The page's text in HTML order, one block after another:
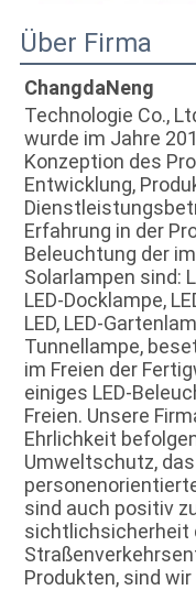
Über Firma
ChangdaNeng
Technologie Co.,
wurde im Jahre
Konzeption des
Entwicklung,
Erfahrung in der
Beleuchtung der
Solarlampen sind:
LED-Docklampe,
LED, LED-
Tunnellampe,
im Freien der
einiges LED-
Freien. Unsere
Ehrlichkeit
Umweltschutz,
sind auch positiv
sichtlichsicherheit
Produkten, sind